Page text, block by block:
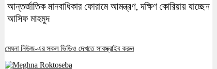
আন্তর্জাতিক মানবাধিকার ফোরামে আমন্ত্রণ, দক্ষিণ কোরিয়ায় যাচ্ছেন
আসিফ মাহমুদ
মেঘনা নিউজ-এর সকল ভিডিও দেখতে সাবস্ক্রাইব করুন